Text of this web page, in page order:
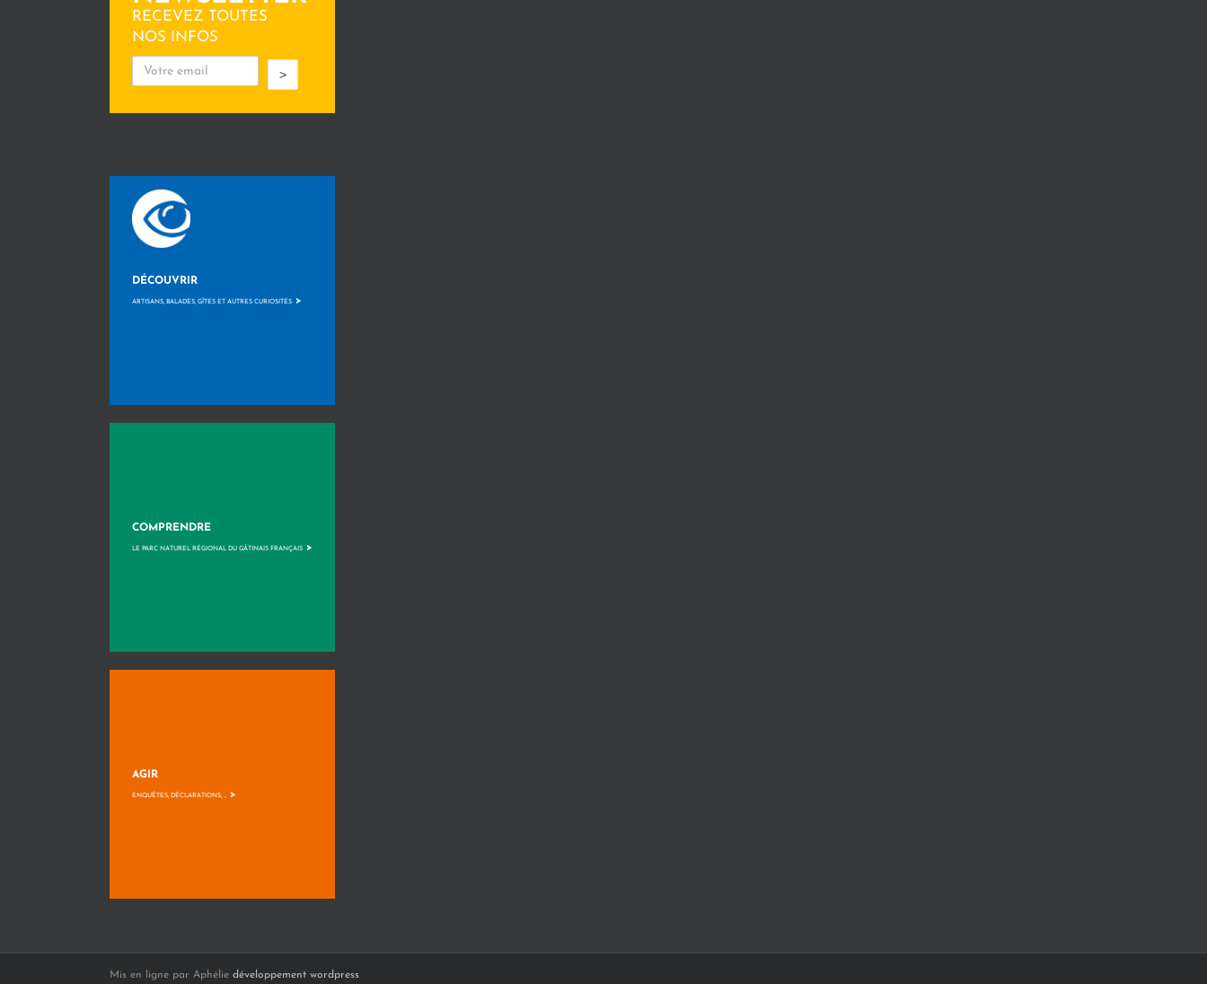
RECEVEZ TOUTES
NOS INFOS
>
DÉCOUVRIR
ARTISANS, BALADES, GÎTES ET AUTRES CURIOSITÉS >
COMPRENDRE
LE PARC NATUREL RÉGIONAL DU GÂTINAIS FRANÇAIS >
AGIR
ENQUÊTES, DÉCLARATIONS, ... >
Mis en ligne par Aphélie développement wordpress